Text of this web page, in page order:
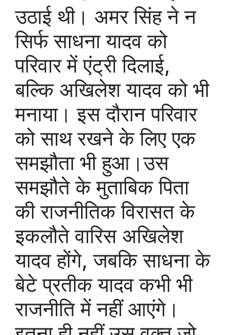
उठाई थी। अमर सिंह ने न
सिर्फ साधना यादव को
परिवार में एंट्री दिलाई,
बल्कि अखिलेश यादव को भी
मनाया। इस दौरान परिवार
को साथ रखने के लिए एक
समझौता भी हुआ।उस
समझौते के मुताबिक पिता
की राजनीतिक विरासत के
इकलौते वारिस अखिलेश
यादव होंगे, जबकि साधना के
बेटे प्रतीक यादव कभी भी
राजनीति में नहीं आएंगे।